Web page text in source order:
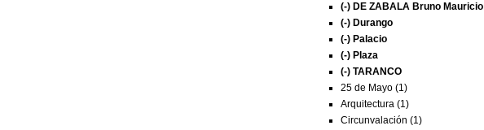
(-) DE ZABALA Bruno Mauricio
(-) Durango
(-) Palacio
(-) Plaza
(-) TARANCO
25 de Mayo (1)
Arquitectura (1)
Circunvalación (1)